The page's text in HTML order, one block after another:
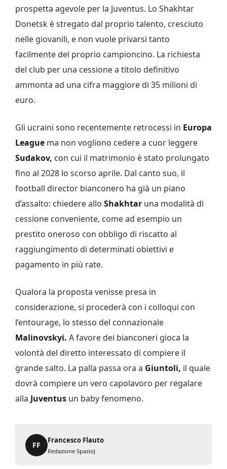
prospetta agevole per la Juventus. Lo Shakhtar
Donetsk è stregato dal proprio talento, cresciuto
nelle giovanili, e non vuole privarsi tanto
facilmente del proprio campioncino. La richiesta
del club per una cessione a titolo definitivo
ammonta ad una cifra maggiore di 35 milioni di
euro.
Gli ucraini sono recentemente retrocessi in Europa
League ma non vogliono cedere a cuor leggere
Sudakov, con cui il matrimonio è stato prolungato
fino al 2028 lo scorso aprile. Dal canto suo, il
football director bianconero ha già un piano
d’assalto: chiedere allo Shakhtar una modalità di
cessione conveniente, come ad esempio un
prestito oneroso con obbligo di riscatto al
raggiungimento di determinati obiettivi e
pagamento in più rate.
Qualora la proposta venisse presa in
considerazione, si procederà con i colloqui con
l’entourage, lo stesso del connazionale
Malinovskyi. A favore dei bianconeri gioca la
volontà del diretto interessato di compiere il
grande salto. La palla passa ora a Giuntoli, il quale
dovrà compiere un vero capolavoro per regalare
alla Juventus un baby fenomeno.
FF
Francesco Flauto
Redazione SpazioJ